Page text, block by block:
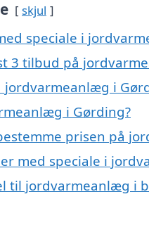
skjul
speciale i
3 tilbud på
jordvarmeanlæg i
i Gørding?
prisen på
med speciale i
til jordvarmeanlæg i